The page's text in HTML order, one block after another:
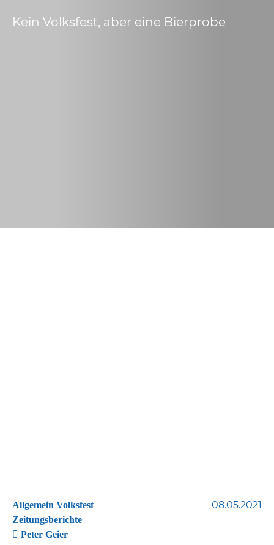
Kein Volksfest, aber eine Bierprobe
Allgemein Volksfest
Zeitungsberichte
Peter Geier
08.05.2021